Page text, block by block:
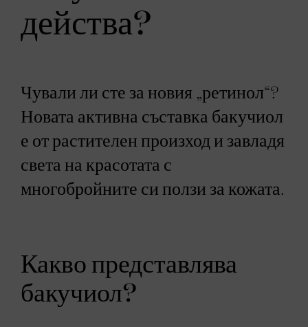
действа?
Чували ли сте за новия „ретинол“?
Новата активна съставка бакучиол
е от растителен произход и завладя
света на красотата с
многобройните си ползи за кожата.
Какво представлява
бакучиол?